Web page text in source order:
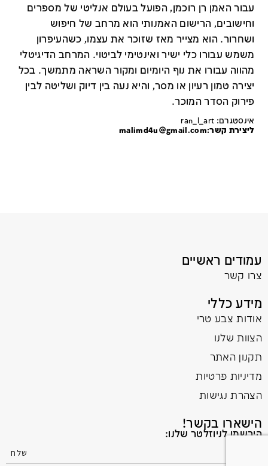
עבור האמן רן רוכמן, הפועל בעולם אנליטי של מספרים
וחישובים, הרישום האמנותי הוא מרחב של חיפוש
ושחרור. הוא מצייר מאז שזוכר את עצמו, כשהעיפרון
משמש עבורו כלי ישיר ואינטימי לביטוי. המרחב הדיגיטלי
מהווה עבורו את נוף היומיום ומקור השראה מתמשך. בכל
יצירה טמון רעיון או מסר, והיא נעה בין דיוק ושליטה לבין
פירוק הסדר המוכר.
אינסטגרם: ran_l_art
ליצירת קשר:malimd4u@gmail.com
עמודים ראשיים
צרו קשר
מידע כללי
אודות צבע טרי
הצוות שלנו
תקנון האתר
מדיניות פרטיות
הצהרת נגישות
הישארו בקשר!
הירשמו לניוזלטר שלנו: